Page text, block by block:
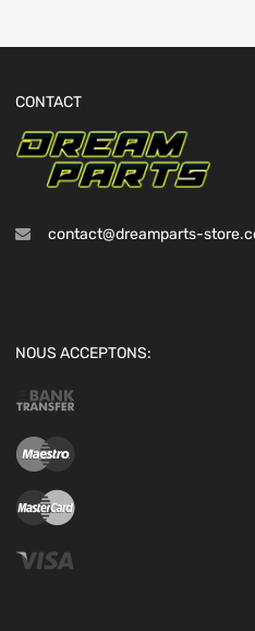
CONTACT
contact@dreamparts-
NOUS ACCEPTONS: